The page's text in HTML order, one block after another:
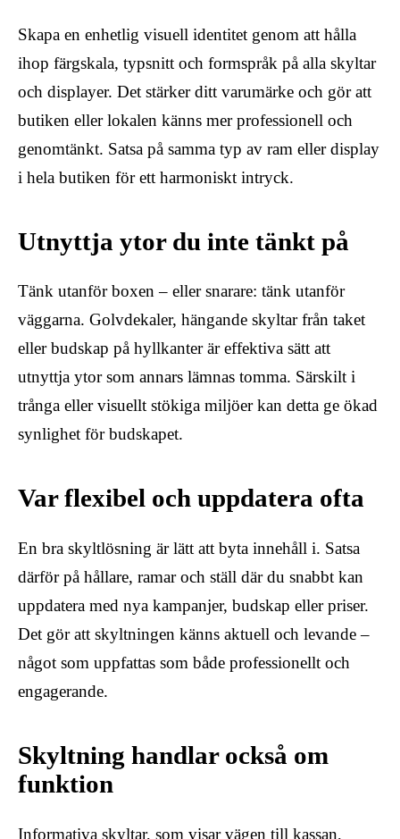
Skapa en enhetlig visuell identitet genom att hålla
ihop färgskala, typsnitt och formspråk på alla skyltar
och displayer. Det stärker ditt varumärke och gör att
butiken eller lokalen känns mer professionell och
genomtänkt. Satsa på samma typ av ram eller display
i hela butiken för ett harmoniskt intryck.
Utnyttja ytor du inte tänkt på
Tänk utanför boxen – eller snarare: tänk utanför
väggarna. Golvdekaler, hängande skyltar från taket
eller budskap på hyllkanter är effektiva sätt att
utnyttja ytor som annars lämnas tomma. Särskilt i
trånga eller visuellt stökiga miljöer kan detta ge ökad
synlighet för budskapet.
Var flexibel och uppdatera ofta
En bra skyltlösning är lätt att byta innehåll i. Satsa
därför på hållare, ramar och ställ där du snabbt kan
uppdatera med nya kampanjer, budskap eller priser.
Det gör att skyltningen känns aktuell och levande –
något som uppfattas som både professionellt och
engagerande.
Skyltning handlar också om
funktion
Informativa skyltar, som visar vägen till kassan,